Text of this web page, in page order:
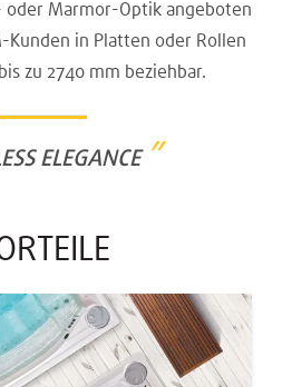
oder Marmor-Optik angeboten
Kunden in Platten oder Rollen
zu 2740 mm beziehbar.
ELEGANCE ”